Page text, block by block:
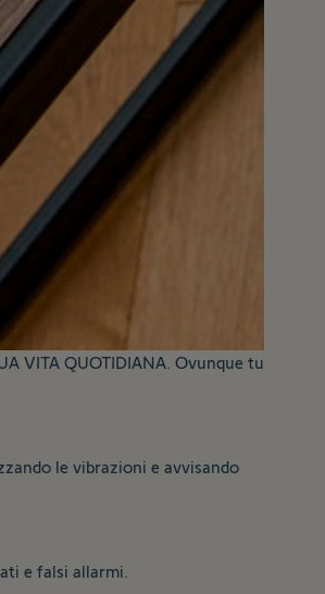
VITA QUOTIDIANA. Ovunque tu
le vibrazioni e avvisando
e falsi allarmi.